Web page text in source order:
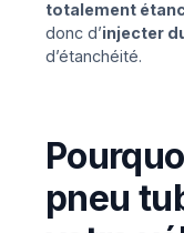
totalement
donc d’injecter
d’étanchéité.
pneu